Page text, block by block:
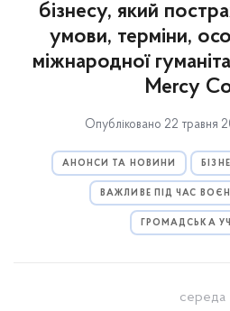
бізнесу, який
умови, терміни,
міжнародної
Mercy
Опубліковано 22 травня
АНОНСИ ТА НОВИНИ
ВАЖЛИВЕ ПІД ЧАС
ГРОМАДСЬКА
середа